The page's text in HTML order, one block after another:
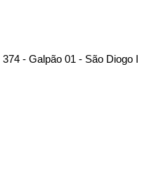
- Galpão 01 - São Diogo I